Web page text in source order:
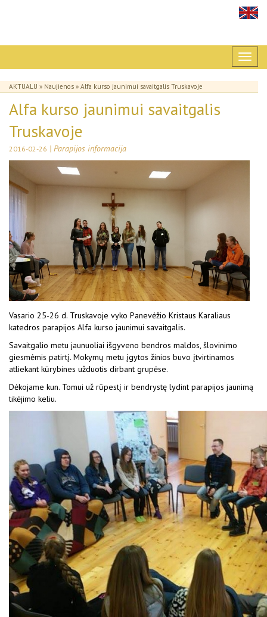
AKTUALU » Naujienos » Alfa kurso jaunimui savaitgalis Truskavoje
Alfa kurso jaunimui savaitgalis
Truskavoje
2016-02-26 | Parapijos informacija
Vasario 25-26 d. Truskavoje vyko Panevėžio Kristaus Karaliaus
katedros parapijos Alfa kurso jaunimui savaitgalis.
Savaitgalio metu jaunuoliai išgyveno bendros maldos, šlovinimo
giesmėmis patirtį. Mokymų metu įgytos žinios buvo įtvirtinamos
atliekant kūrybines užduotis dirbant grupėse.
Dėkojame kun. Tomui už rūpestį ir bendrystę lydint parapijos jaunimą
tikėjimo keliu.